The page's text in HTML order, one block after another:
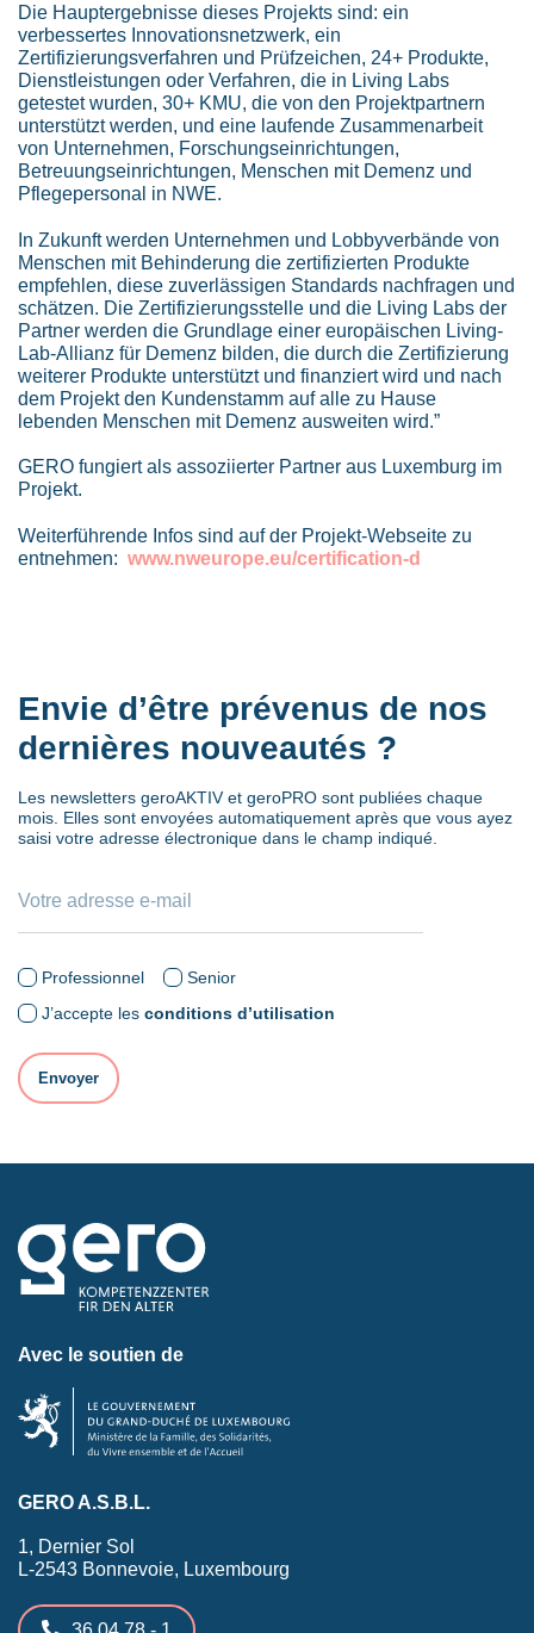
Die Hauptergebnisse dieses Projekts sind: ein
verbessertes Innovationsnetzwerk, ein
Zertifizierungsverfahren und Prüfzeichen, 24+ Produkte,
Dienstleistungen oder Verfahren, die in Living Labs
getestet wurden, 30+ KMU, die von den Projektpartnern
unterstützt werden, und eine laufende Zusammenarbeit
von Unternehmen, Forschungseinrichtungen,
Betreuungseinrichtungen, Menschen mit Demenz und
Pflegepersonal in NWE.
In Zukunft werden Unternehmen und Lobbyverbände von
Menschen mit Behinderung die zertifizierten Produkte
empfehlen, diese zuverlässigen Standards nachfragen und
schätzen. Die Zertifizierungsstelle und die Living Labs der
Partner werden die Grundlage einer europäischen Living-
Lab-Allianz für Demenz bilden, die durch die Zertifizierung
weiterer Produkte unterstützt und finanziert wird und nach
dem Projekt den Kundenstamm auf alle zu Hause
lebenden Menschen mit Demenz ausweiten wird.”
GERO fungiert als assoziierter Partner aus Luxemburg im
Projekt.
Weiterführende Infos sind auf der Projekt-Webseite zu
entnehmen: www.nweurope.eu/certification-d
Envie d’être prévenus de nos
dernières nouveautés ?
Les newsletters geroAKTIV et geroPRO sont publiées chaque
mois. Elles sont envoyées automatiquement après que vous ayez
saisi votre adresse électronique dans le champ indiqué.
Professionnel
Senior
J’accepte les conditions d’utilisation
Avec le soutien de
GERO A.S.B.L.
1, Dernier Sol
L-2543 Bonnevoie, Luxembourg